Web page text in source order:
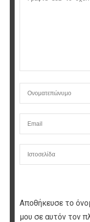
Αποθήκευσε το
μου σε αυτόν τον